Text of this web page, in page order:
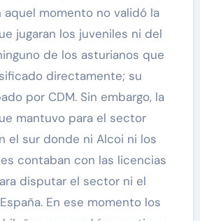
aquel momento no validó la
jugaran los juveniles ni del
de los asturianos que
directamente; su
por CDM. Sin embargo, la
mantuvo para el sector
el sur donde ni Alcoi ni los
contaban con las licencias
disputar el sector ni el
En ese momento los